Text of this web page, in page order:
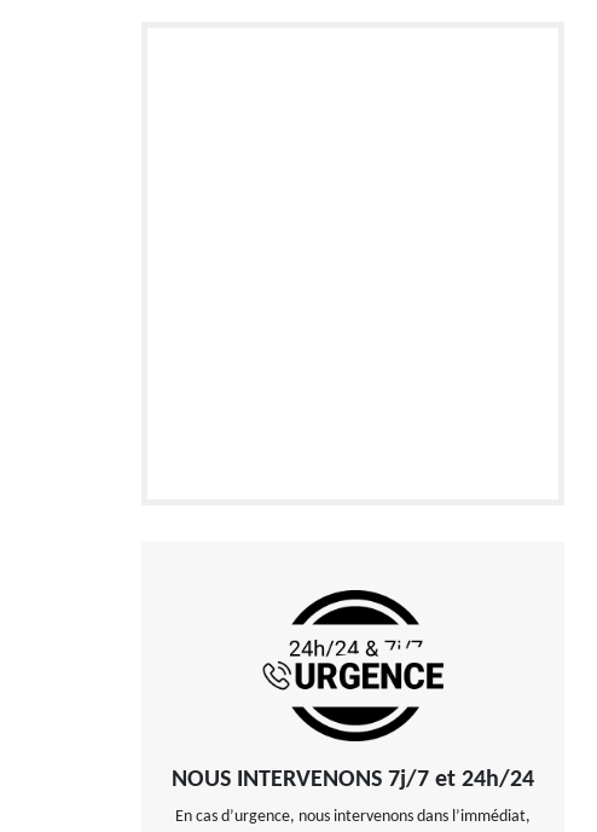
NOUS INTERVENONS 7j/7 et 24h/24
En cas d’urgence, nous intervenons dans l’immédiat,